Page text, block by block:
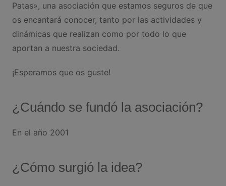
Patas», una asociación que estamos seguros de que
os encantará conocer, tanto por las actividades y
dinámicas que realizan como por todo lo que
aportan a nuestra sociedad.
¡Esperamos que os guste!
¿Cuándo se fundó la asociación?
En el año 2001
¿Cómo surgió la idea?